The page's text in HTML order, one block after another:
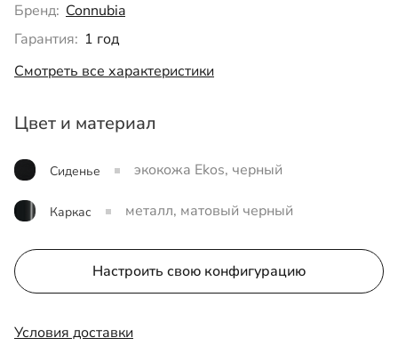
Бренд: Connubia
Гарантия: 1 год
Смотреть все характеристики
Цвет и материал
Сиденье экокожа Ekos, черный
Каркас металл, матовый черный
Настроить свою конфигурацию
Условия доставки